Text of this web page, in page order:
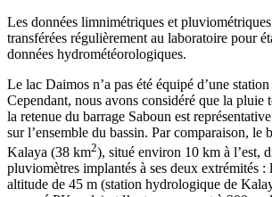
Les données limnimétriques et
transférées régulièrement au laboratoire pour
données hydrométéorologiques.
Le lac Daimos n’a pas été équipé d’une
Cependant, nous avons considéré que la pluie
la retenue du barrage Saboun est
sur l’ensemble du bassin. Par comparaison, le
Kalaya (38 km2), situé environ 10 km à l’est,
pluviomètres implantés à ses deux extrémités :
altitude de 45 m (station hydrologique de